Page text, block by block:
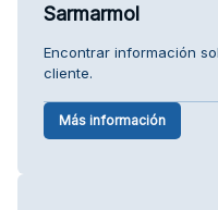
Sarmarmol
Encontrar información
cliente.
Más información